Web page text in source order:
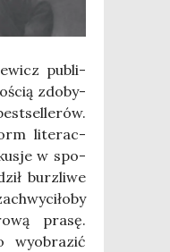
publi­
zdo­by­
lite­rac­
w spo­
burz­li­we
pra­sę.
wyobra­zić